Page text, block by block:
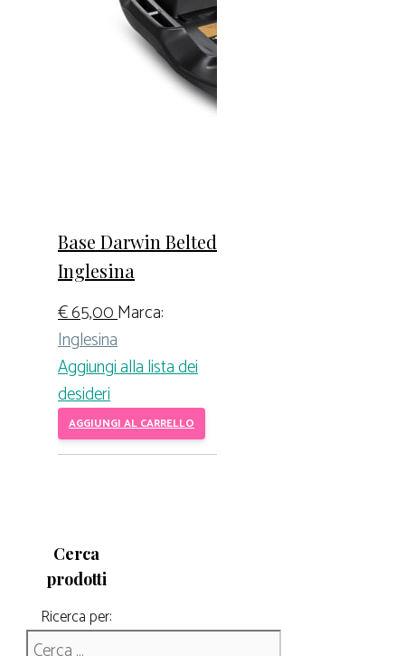
Base Darwin Belted
Inglesina
€65,00Marca:
Inglesina
Aggiungi alla lista dei
desideri
AGGIUNGI AL CARRELLO
Cerca
prodotti
Ricerca per: